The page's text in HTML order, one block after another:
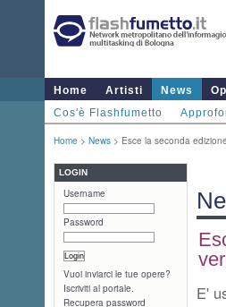
Home Artisti News
Cos'è Flashfumetto
Home > News > Esce la seconda
LOGIN
Username
Password
Vuoi inviarci le tue opere?
Iscriviti al portale.
Recupera password
E'